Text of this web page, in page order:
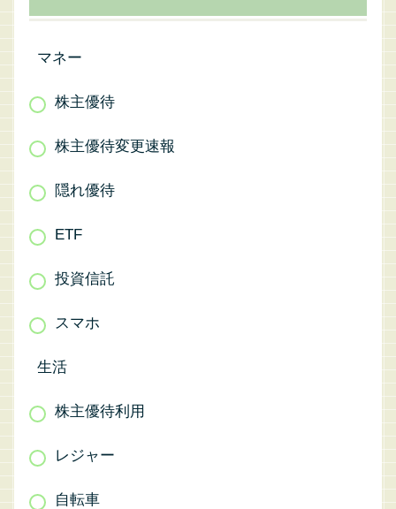
マネー
株主優待
株主優待変更速報
隠れ優待
ETF
投資信託
スマホ
生活
株主優待利用
レジャー
自転車